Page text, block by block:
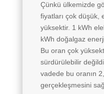
Çünkü ülkemizde
fiyatları çok düşük,
yüksektir. 1 kWh
kWh doğalgaz
Bu oran çok
sürdürülebilir
vadede bu oranın
gerçekleşmesini